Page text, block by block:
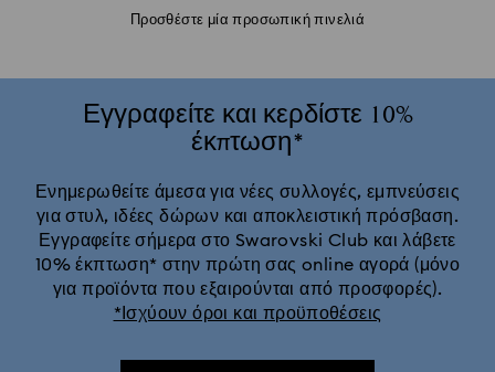
Προσθέστε μία προσωπική πινελιά
Εγγραφείτε και κερδίστε 10%
έκπτωση*
Ενημερωθείτε άμεσα για νέες συλλογές, εμπνεύσεις
για στυλ, ιδέες δώρων και αποκλειστική πρόσβαση.
Εγγραφείτε σήμερα στο Swarovski Club και λάβετε
10% έκπτωση* στην πρώτη σας online αγορά (μόνο
για προϊόντα που εξαιρούνται από προσφορές).
*Ισχύουν όροι και προϋποθέσεις